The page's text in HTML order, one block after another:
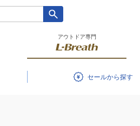
アウトドア専門
セール